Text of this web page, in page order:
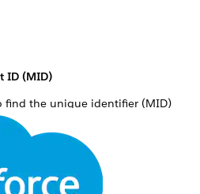
ID (MID)
find the unique identifier (MID)
Cloud account.